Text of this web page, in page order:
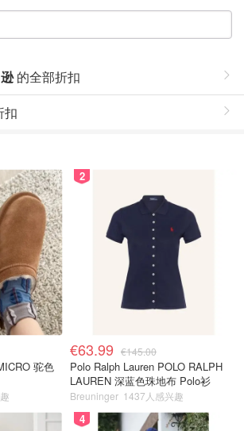
的全部折扣
扣
驼色
2
€63.99 €145.00
Polo Ralph Lauren POLO RALPH
LAUREN 深蓝色珠地布 Polo衫
Breuninger 1437人感兴趣
4